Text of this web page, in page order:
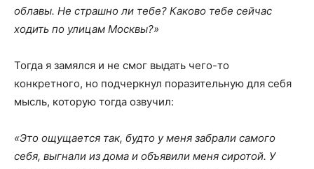
облавы. Не страшно ли тебе? Каково тебе сейчас
ходить по улицам Москвы?»
Тогда я замялся и не смог выдать чего-то
конкретного, но подчеркнул поразительную для себя
мысль, которую тогда озвучил:
«Это ощущается так, будто у меня забрали самого
себя, выгнали из дома и объявили меня сиротой. У